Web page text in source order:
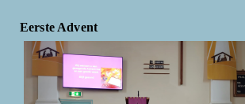
Eerste Advent